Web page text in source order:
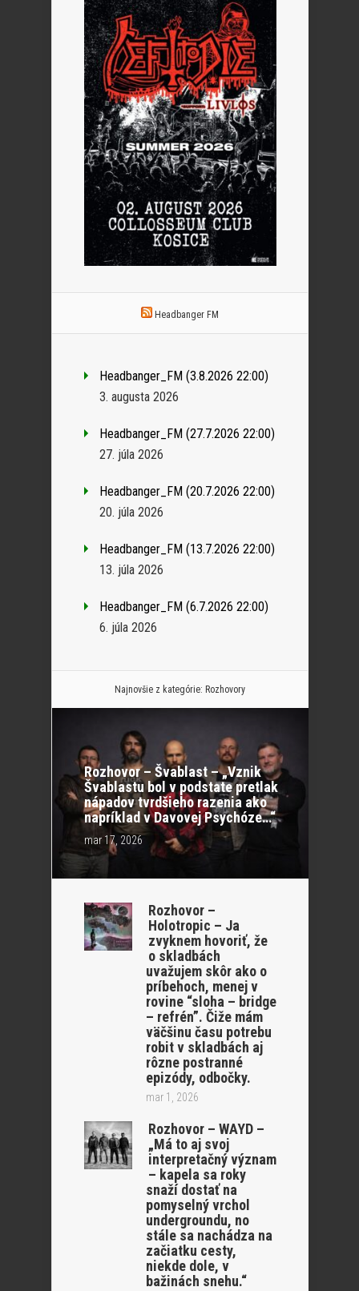
Headbanger FM
Headbanger_FM (3.8.2026 22:00)
3. augusta 2026
Headbanger_FM (27.7.2026 22:00)
27. júla 2026
Headbanger_FM (20.7.2026 22:00)
20. júla 2026
Headbanger_FM (13.7.2026 22:00)
13. júla 2026
Headbanger_FM (6.7.2026 22:00)
6. júla 2026
Najnovšie z kategórie: Rozhovory
Rozhovor – Švablast – „Vznik
Švablastu bol v podstate pretlak
nápadov tvrdšieho razenia ako
napríklad v Davovej Psychóze…“
mar 17, 2026
Rozhovor –
Holotropic – Ja
zvyknem hovoriť, že
o skladbách
uvažujem skôr ako o
príbehoch, menej v
rovine “sloha – bridge
– refrén”. Čiže mám
väčšinu času potrebu
robit v skladbách aj
rôzne postranné
epizódy, odbočky.
mar 1, 2026
Rozhovor – WAYD –
„Má to aj svoj
interpretačný význam
– kapela sa roky
snaží dostať na
pomyselný vrchol
undergroundu, no
stále sa nachádza na
začiatku cesty,
niekde dole, v
bažinách snehu.“